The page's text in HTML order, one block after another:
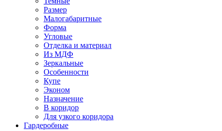
Размер
Малогабаритные
Форма
Угловые
Отделка и материал
Из МДФ
Зеркальные
Особенности
Купе
Эконом
Назначение
В коридор
Для узкого коридора
Гардеробные